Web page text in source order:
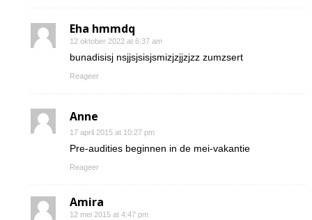
Eha hmmdq
12 oktober 2022 at 6:37 am
bunadisisj nsjjsjsisjsmizjzjjzjzz zumzsert
Reageer
Anne
17 april 2015 at 10:27 pm
Pre-audities beginnen in de mei-vakantie
Reageer
Amira
12 mei 2015 at 4:47 pm